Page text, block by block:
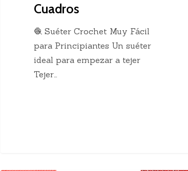
Cuadros
🧶 Suéter Crochet Muy Fácil
para Principiantes Un suéter
ideal para empezar a tejer
Tejer…